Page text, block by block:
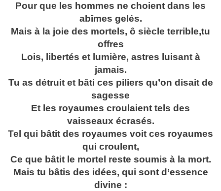
Pour que les hommes ne choient dans les
abîmes gelés.
Mais à la joie des mortels, ô siècle terrible,tu
offres
Lois, libertés et lumière, astres luisant à
jamais.
Tu as détruit et bâti ces piliers qu’on disait de
sagesse
Et les royaumes croulaient tels des
vaisseaux écrasés.
Tel qui bâtit des royaumes voit ces royaumes
qui croulent,
Ce que bâtit le mortel reste soumis à la mort.
Mais tu bâtis des idées, qui sont d’essence
divine :